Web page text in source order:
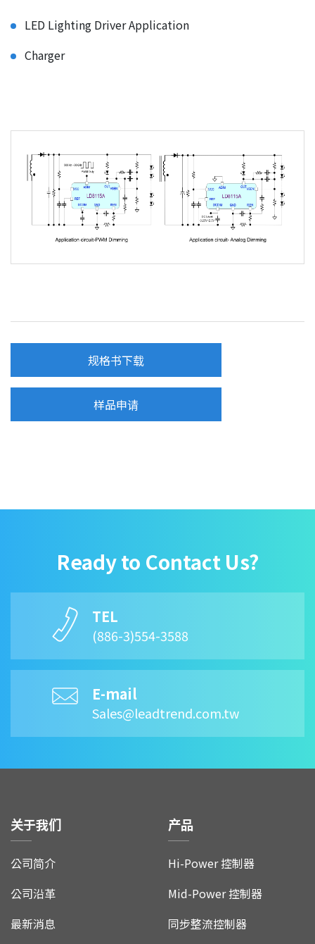
LED Lighting Driver Application
Charger
规格书下载
样品申请
Ready to Contact Us?
TEL
(886-3)554-3588
E-mail
Sales@leadtrend.com.tw
关于我们
公司简介
公司沿革
最新消息
产品
Hi-Power 控制器
Mid-Power 控制器
同步整流控制器